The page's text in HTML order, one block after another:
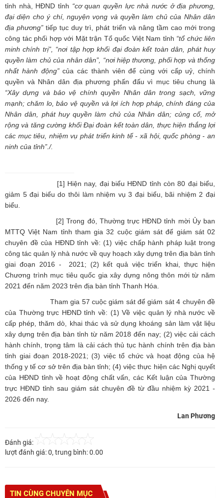
tỉnh nhà, HĐND tỉnh “cơ quan quyền lực nhà nước ở địa phương,
đại diện cho ý chí, nguyện vọng và quyền làm chủ của Nhân dân
địa phương” tiếp tục duy trì, phát triển và nâng tầm cao mới trong
công tác phối hợp với Mặt trận Tổ quốc Việt Nam tỉnh “tổ chức liên
minh chính trị”, “nơi tập hợp khối đại đoàn kết toàn dân, phát huy
quyền làm chủ của nhân dân”, “nơi hiệp thương, phối hợp và thống
nhất hành động”của các thành viên để cùng với cấp uỷ, chính
quyền và Nhân dân địa phương phấn đấu vì mục tiêu chung là
“Xây dựng và bảo vệ chính quyền Nhân dân trong sạch, vững
mạnh; chăm lo, bảo vệ quyền và lợi ích hợp pháp, chính đáng của
Nhân dân, phát huy quyền làm chủ của Nhân dân; củng cố, mở
rộng và tăng cường khối Đại đoàn kết toàn dân, thực hiện thắng lợi
các mục tiêu, nhiệm vụ phát triển kinh tế - xã hội, quốc phòng - an
ninh của tỉnh”./.
[1] Hiện nay, đại biểu HĐND tỉnh còn 80 đại biểu,
giảm 5 đại biểu do thôi làm nhiệm vụ 3 đại biểu, bãi nhiệm 2 đại
biểu.
[2] Trong đó, Thường trực HĐND tỉnh mời Ủy ban
MTTQ Việt Nam tỉnh tham gia 32 cuộc giám sát để giám sát 02
chuyên đề của HĐND tỉnh về: (1) việc chấp hành pháp luật trong
công tác quản lý nhà nước về quy hoạch xây dựng trên địa bàn tỉnh
giai đoạn 2016 - 2021; (2) kết quả việc triển khai, thực hiện
Chương trình mục tiêu quốc gia xây dựng nông thôn mới từ năm
2021 đến năm 2023 trên địa bàn tỉnh Thanh Hóa.
Tham gia 57 cuộc giám sát để giám sát 4 chuyên đề
của Thường trực HĐND tỉnh về: (1) Về việc quản lý nhà nước về
cấp phép, thăm dò, khai thác và sử dụng khoáng sản làm vật liệu
xây dựng trên địa bàn tỉnh từ năm 2018 đến nay; (2) việc cải cách
hành chính, trọng tâm là cải cách thủ tục hành chính trên địa bàn
tỉnh giai đoạn 2018-2021; (3) việc tổ chức và hoạt động của hệ
thống y tế cơ sở trên địa bàn tỉnh; (4) việc thực hiện các Nghị quyết
của HĐND tỉnh về hoạt động chất vấn, các Kết luận của Thường
trực HĐND tỉnh sau giám sát chuyên đề từ đầu nhiệm kỳ 2021 -
2026 đến nay.
Lan Phương
Đánh giá:
lượt đánh giá:0, trung bình:0.00
TIN CÙNG CHUYÊN MỤC